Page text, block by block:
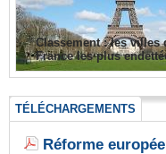
Classement : les villes
France les plus
TÉLÉCHARGEMENTS
Réforme